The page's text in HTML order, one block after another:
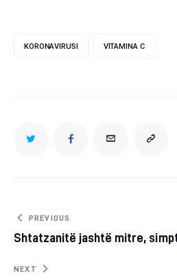
KORONAVIRUSI VITAMINA C
TWITTERFACEBOOKEMAIL COPY
Post
navigation
PREVIOUS
Shtatzanitë jashtë mitre,
NEXT